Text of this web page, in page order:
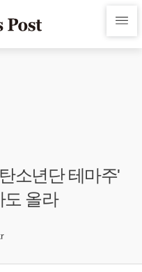
소년단 테마주'
도 올라